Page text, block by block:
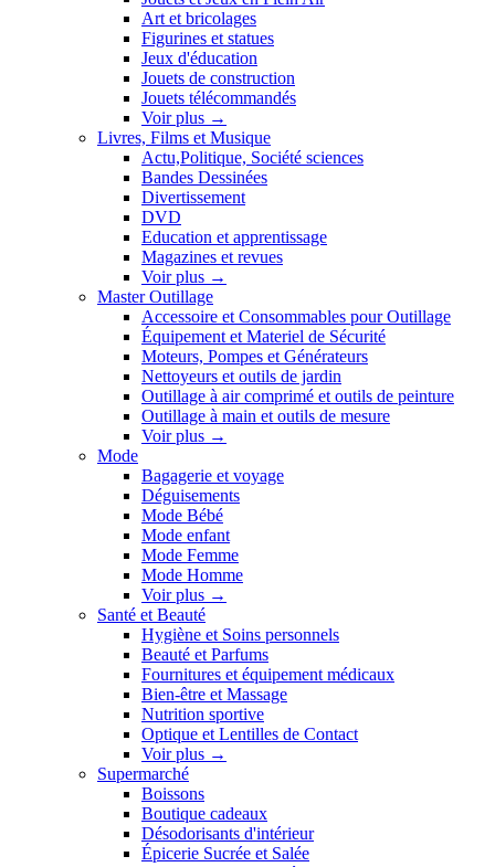
Art et bricolages
Figurines et statues
Jeux d'éducation
Jouets de construction
Jouets télécommandés
Voir plus →
Livres, Films et Musique
Actu,Politique, Société sciences
Bandes Dessinées
Divertissement
DVD
Education et apprentissage
Magazines et revues
Voir plus →
Master Outillage
Accessoire et Consommables pour Outillage
Équipement et Materiel de Sécurité
Moteurs, Pompes et Générateurs
Nettoyeurs et outils de jardin
Outillage à air comprimé et outils de peinture
Outillage à main et outils de mesure
Voir plus →
Mode
Bagagerie et voyage
Déguisements
Mode Bébé
Mode enfant
Mode Femme
Mode Homme
Voir plus →
Santé et Beauté
Hygiène et Soins personnels
Beauté et Parfums
Fournitures et équipement médicaux
Bien-être et Massage
Nutrition sportive
Optique et Lentilles de Contact
Voir plus →
Supermarché
Boissons
Boutique cadeaux
Désodorisants d'intérieur
Épicerie Sucrée et Salée